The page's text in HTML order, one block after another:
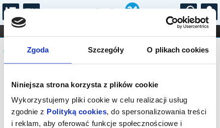
Zgoda Szczegóły O plikach cookies
Niniejsza strona korzysta z plików cookie
Wykorzystujemy pliki cookie w celu realizacji usług
zgodnie z Polityką cookies, do spersonalizowania treści
i reklam, aby oferować funkcje społecznościowe i
...
FILHARMONIA OPERA I BALET
STAND-UP
DLA DZIECI
Komunikat
Sprzedaż biletów on-line na wydarzenie
została zakończona.